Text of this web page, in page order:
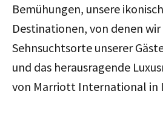
Bemühungen, unsere
Destinationen, von denen wir
Sehnsuchtsorte unserer
und das herausragende
von Marriott International in